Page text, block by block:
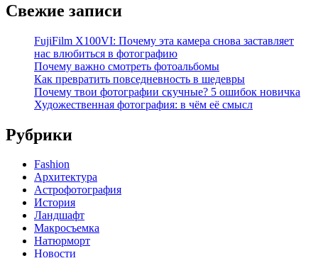
Свежие записи
FujiFilm X100VI: Почему эта камера снова заставляет
нас влюбиться в фотографию
Почему важно смотреть фотоальбомы
Как превратить повседневность в шедевры
Почему твои фотографии скучные? 5 ошибок новичка
Художественная фотография: в чём её смысл
Рубрики
Fashion
Архитектура
Астрофотография
История
Ландшафт
Макросъемка
Натюрморт
Новости